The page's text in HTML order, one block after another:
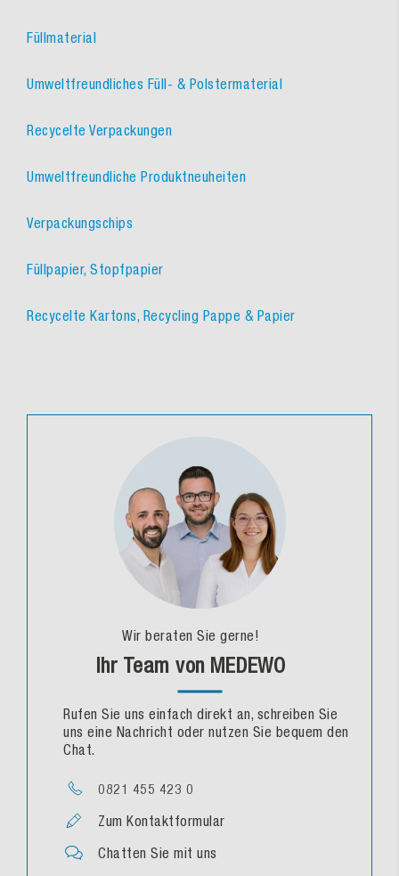
Füllmaterial
Umweltfreundliches Füll- & Polstermaterial
Recycelte Verpackungen
Umweltfreundliche Produktneuheiten
Verpackungschips
Füllpapier, Stopfpapier
Recycelte Kartons, Recycling Pappe & Papier
Wir beraten Sie gerne!
Ihr Team von MEDEWO
Rufen Sie uns einfach direkt an, schreiben Sie
uns eine Nachricht oder nutzen Sie bequem den
Chat.
0821 455 423 0
Zum Kontaktformular
Chatten Sie mit uns